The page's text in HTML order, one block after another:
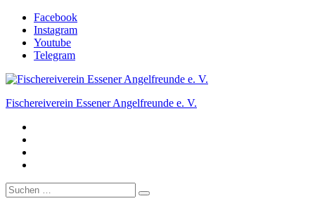
Zum
Inhalt
springen
Facebook
Instagram
Youtube
Telegram
Fischereiverein Essener Angelfreunde e. V.
Der Angelverein in Essen.
Suche
nach: